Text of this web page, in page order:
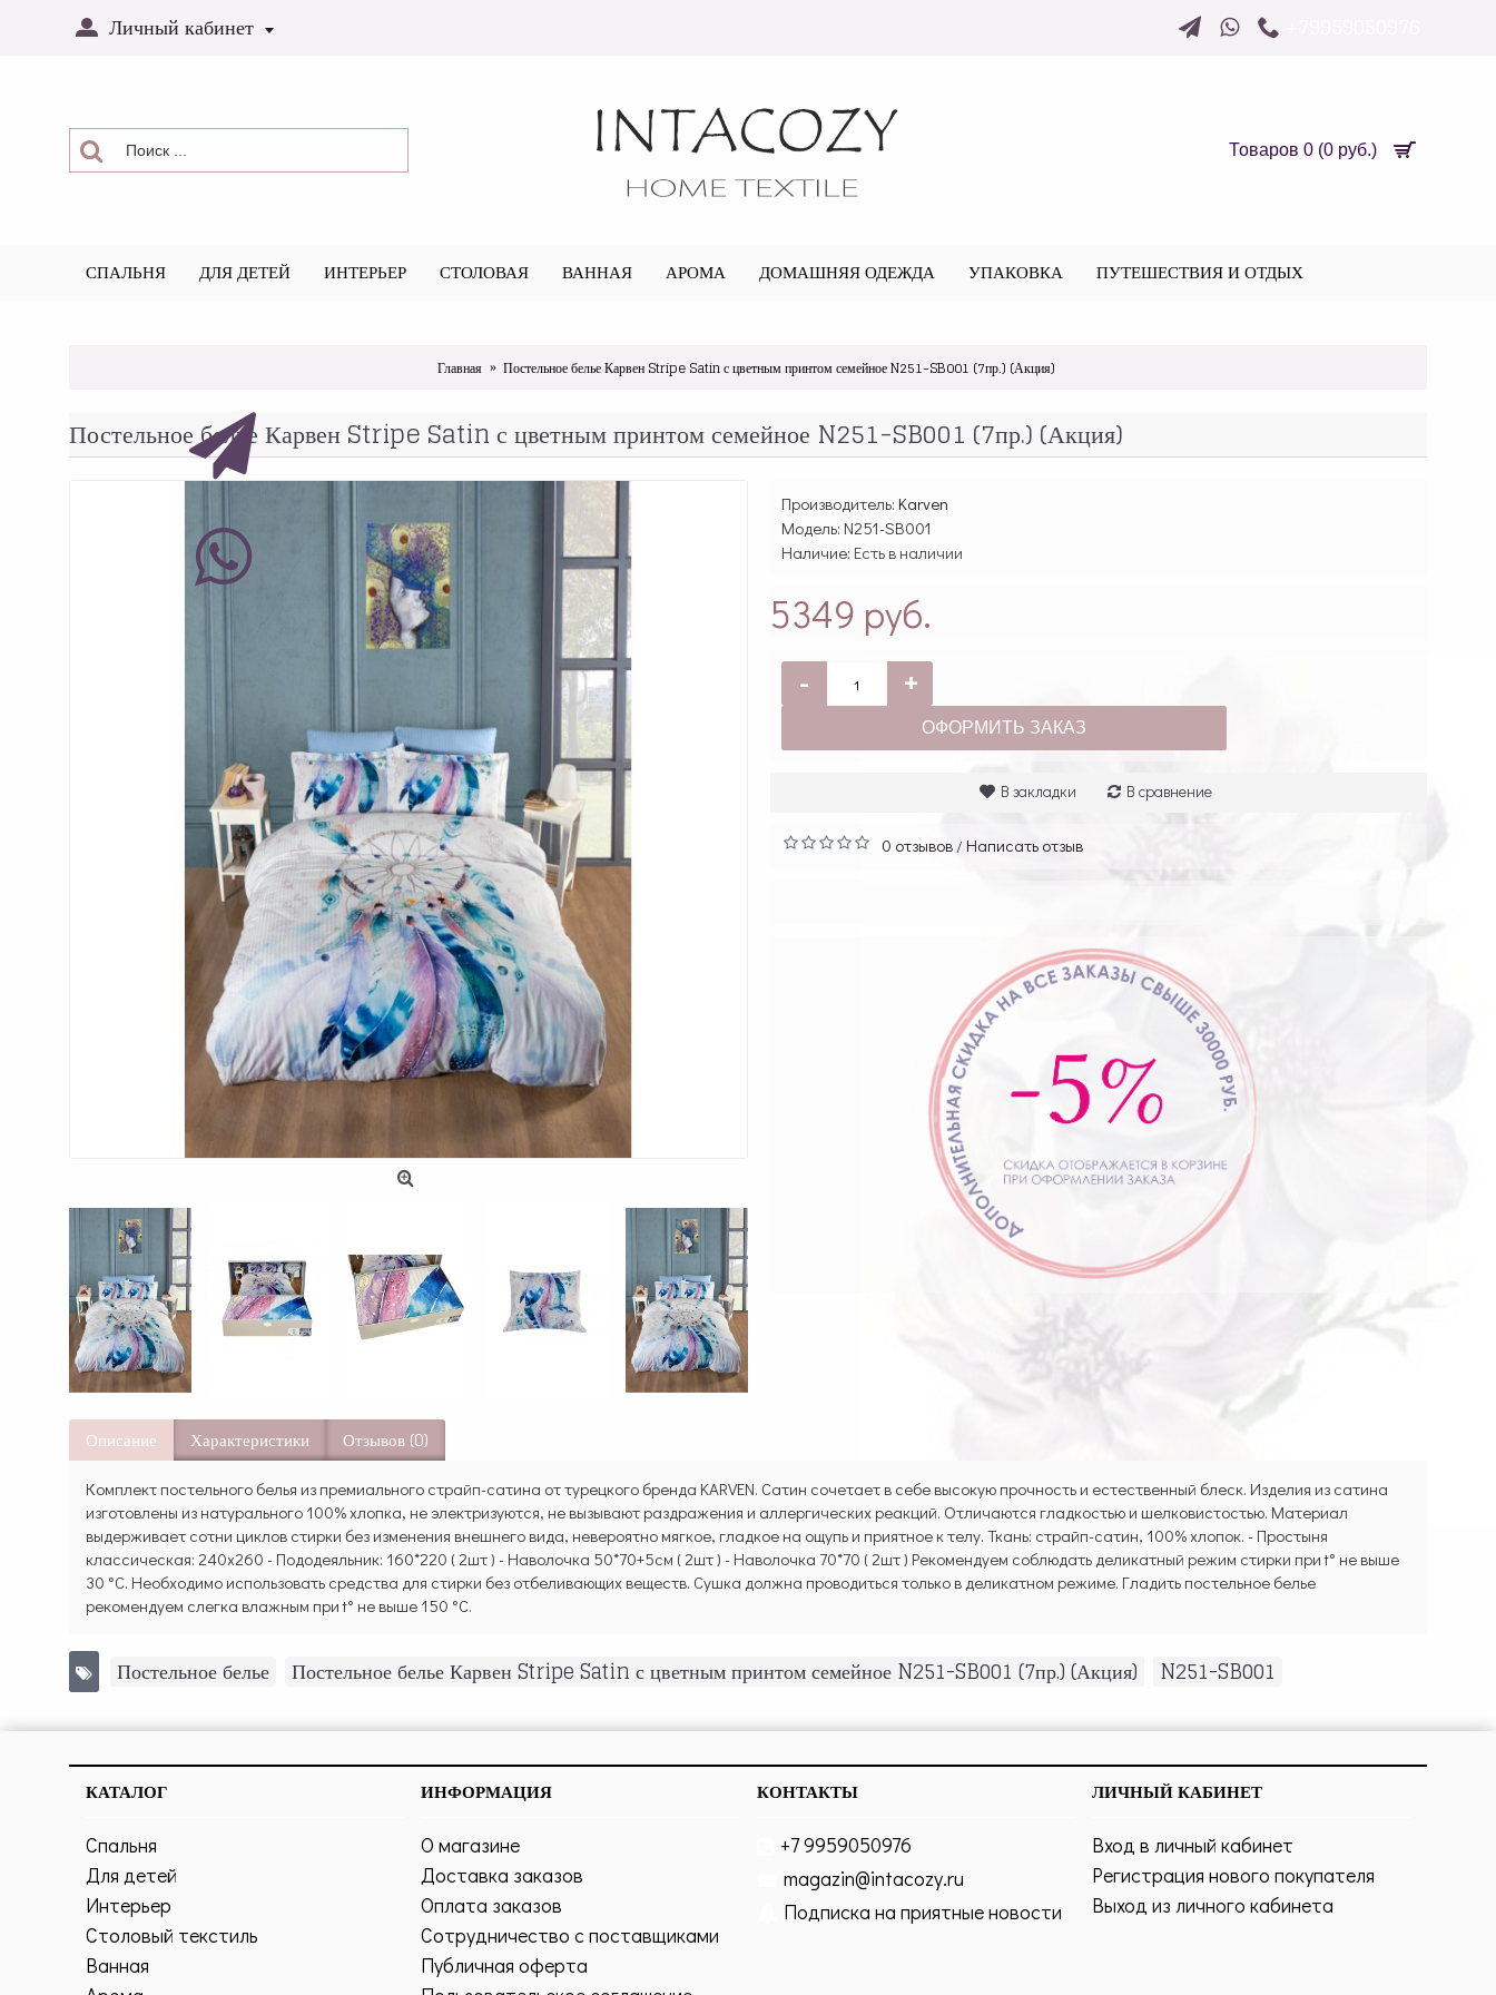
Личный кабинет
Товаров 0 (0 руб.)
СПАЛЬНЯ ДЛЯ ДЕТЕЙ ИНТЕРЬЕР СТОЛОВАЯ ВАННАЯ АРОМА ДОМАШНЯЯ ОДЕЖДА УПАКОВКА ПУТЕШЕСТВИЯ И ОТДЫХ
Главная Постельное белье Карвен Stripe Satin с цветным принтом семейное N251-SB001 (7пр.) (Акция)
Постельное белье Карвен Stripe Satin с цветным принтом семейное N251-SB001 (7пр.) (Акция)
Производитель: Karven
Модель: N251-SB001
Наличие: Есть в наличии
5349 руб.
- +
ОФОРМИТЬ ЗАКАЗ
В закладки В сравнение
0 отзывов/ Написать отзыв
Описание Характеристики Отзывов (0)
Комплект постельного белья из премиального страйп-сатина от турецкого бренда KARVEN. Сатин сочетает в себе высокую прочность и естественный блеск. Изделия из сатина
изготовлены из натурального 100% хлопка, не электризуются, не вызывают раздражения и аллергических реакций. Отличаются гладкостью и шелковистостью. Материал
выдерживает сотни циклов стирки без изменения внешнего вида, невероятно мягкое, гладкое на ощупь и приятное к телу. Ткань: страйп-сатин, 100% хлопок. - Простыня
классическая: 240х260 - Пододеяльник: 160*220 ( 2шт ) - Наволочка 50*70+5см ( 2шт ) - Наволочка 70*70 ( 2шт ) Рекомендуем соблюдать деликатный режим стирки при t° не выше
30 °C. Необходимо использовать средства для стирки без отбеливающих веществ. Сушка должна проводиться только в деликатном режиме. Гладить постельное белье
рекомендуем слегка влажным при t° не выше 150 °C.
Постельное белье Постельное белье Карвен Stripe Satin с цветным принтом семейное N251-SB001 (7пр.) (Акция) N251-SB001
КАТАЛОГ
Спальня
Для детей
Интерьер
Столовый текстиль
Ванная
ИНФОРМАЦИЯ
О магазине
Доставка заказов
Оплата заказов
Сотрудничество с поставщиками
Публичная оферта
КОНТАКТЫ
+7 9959050976
magazin@intacozy.ru
Подписка на приятные новости
ЛИЧНЫЙ КАБИНЕТ
Вход в личный кабинет
Регистрация нового покупателя
Выход из личного кабинета